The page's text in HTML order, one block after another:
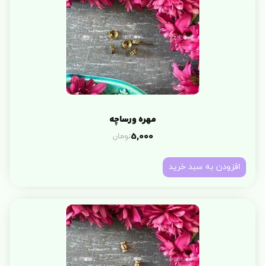
مهره ورساچه
5,000تومان
افزودن به سبد خرید